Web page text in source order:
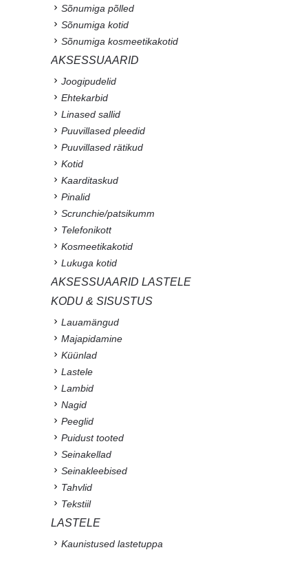
Sõnumiga põlled
Sõnumiga kotid
Sõnumiga kosmeetikakotid
AKSESSUAARID
Joogipudelid
Ehtekarbid
Linased sallid
Puuvillased pleedid
Puuvillased rätikud
Kotid
Kaarditaskud
Pinalid
Scrunchie/patsikumm
Telefonikott
Kosmeetikakotid
Lukuga kotid
AKSESSUAARID LASTELE
KODU & SISUSTUS
Lauamängud
Majapidamine
Küünlad
Lastele
Lambid
Nagid
Peeglid
Puidust tooted
Seinakellad
Seinakleebised
Tahvlid
Tekstiil
LASTELE
Kaunistused lastetuppa